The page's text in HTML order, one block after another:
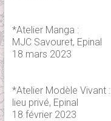
*Atelier Manga :
MJC Savouret, Epinal
18 mars 2023
*Atelier Modèle Vivant :
lieu privé, Epinal
18 février 2023